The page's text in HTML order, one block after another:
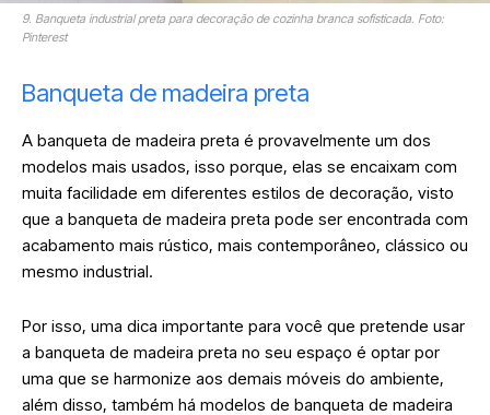
9. Banqueta industrial preta para decoração de cozinha branca sofisticada. Foto:
Pinterest
Banqueta de madeira preta
A banqueta de madeira preta é provavelmente um dos
modelos mais usados, isso porque, elas se encaixam com
muita facilidade em diferentes estilos de decoração, visto
que a banqueta de madeira preta pode ser encontrada com
acabamento mais rústico, mais contemporâneo, clássico ou
mesmo industrial.
Por isso, uma dica importante para você que pretende usar
a banqueta de madeira preta no seu espaço é optar por
uma que se harmonize aos demais móveis do ambiente,
além disso, também há modelos de banqueta de madeira